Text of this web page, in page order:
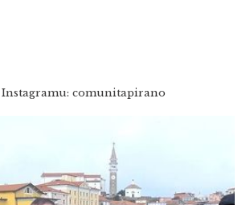
Instagramu: comunitapirano